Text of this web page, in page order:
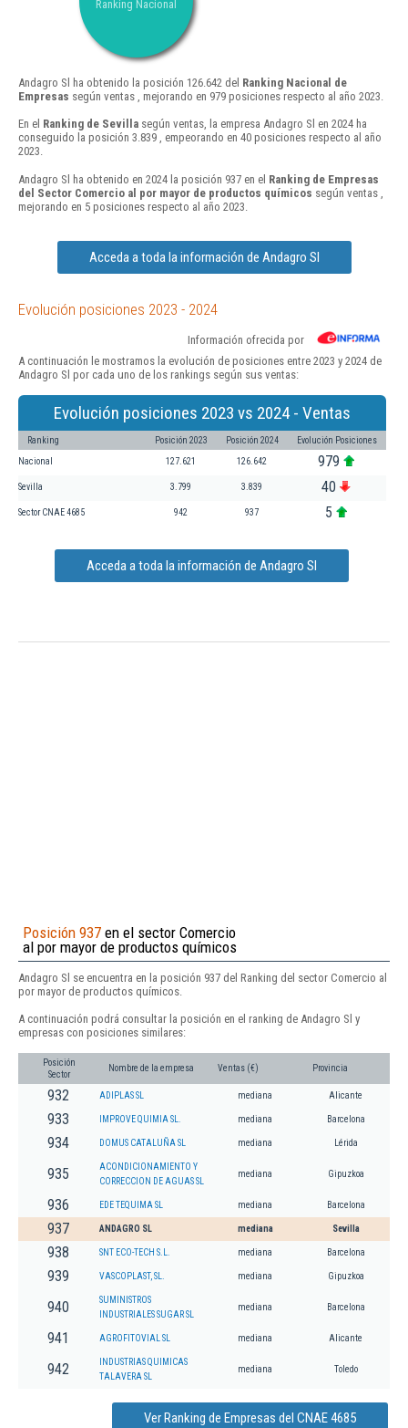
Ranking Nacional
Andagro Sl ha obtenido la posición 126.642 del Ranking Nacional de
Empresas según ventas , mejorando en 979 posiciones respecto al año 2023.
En el Ranking de Sevilla según ventas, la empresa Andagro Sl en 2024 ha
conseguido la posición 3.839 , empeorando en 40 posiciones respecto al año
2023.
Andagro Sl ha obtenido en 2024 la posición 937 en el Ranking de Empresas
del Sector Comercio al por mayor de productos químicos según ventas ,
mejorando en 5 posiciones respecto al año 2023.
Acceda a toda la información de Andagro Sl
Evolución posiciones 2023 - 2024
Información ofrecida por
A continuación le mostramos la evolución de posiciones entre 2023 y 2024 de
Andagro Sl por cada uno de los rankings según sus ventas:
Evolución posiciones 2023 vs 2024 - Ventas
Ranking Posición 2023 Posición 2024 Evolución Posiciones
Nacional 127.621 126.642 979
Sevilla 3.799 3.839 40
Sector CNAE 4685 942 937 5
Acceda a toda la información de Andagro Sl
Posición 937 en el sector Comercio
al por mayor de productos químicos
Andagro Sl se encuentra en la posición 937 del Ranking del sector Comercio al
por mayor de productos químicos.
A continuación podrá consultar la posición en el ranking de Andagro Sl y
empresas con posiciones similares:
Posición
Sector
Nombre de la empresa Ventas (€) Provincia
932 ADIPLAS SL mediana Alicante
933 IMPROVE QUIMIA SL. mediana Barcelona
934 DOMUS CATALUÑA SL mediana Lérida
935
ACONDICIONAMIENTO Y
CORRECCION DE AGUAS SL
mediana Gipuzkoa
936 EDE TEQUIMA SL mediana Barcelona
937 ANDAGRO SL mediana Sevilla
938 SNT ECO-TECH S.L. mediana Barcelona
939 VASCOPLAST, SL. mediana Gipuzkoa
940
SUMINISTROS
INDUSTRIALES SUGAR SL
mediana Barcelona
941 AGROFITOVIAL SL mediana Alicante
942
INDUSTRIAS QUIMICAS
TALAVERA SL
mediana Toledo
Ver Ranking de Empresas del CNAE 4685